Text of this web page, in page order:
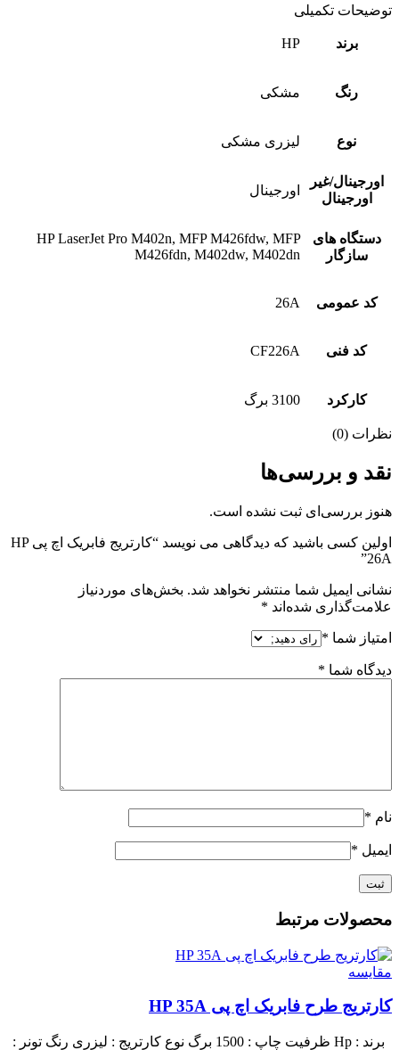
توضیحات تکمیلی
برند HP
رنگ مشکی
نوع لیزری مشکی
اورجینال/غیر
اورجینال
اورجینال
دستگاه های
سازگار
HP LaserJet Pro M402n, MFP M426fdw, MFP
M426fdn, M402dw, M402dn
کد عمومی 26A
کد فنی CF226A
کارکرد 3100 برگ
نظرات (0)
نقد و بررسی‌ها
هنوز بررسی‌ای ثبت نشده است.
اولین کسی باشید که دیدگاهی می نویسد “کارتریج فابریک اچ پی HP
26A”
نشانی ایمیل شما منتشر نخواهد شد. بخش‌های موردنیاز
علامت‌گذاری شده‌اند *
امتیاز شما *
دیدگاه شما *
نام *
ایمیل *
محصولات مرتبط
مقايسه
کارتریج طرح فابریک اچ پی HP 35A
برند : Hp ظرفیت چاپ : 1500 برگ نوع کارتریج : لیزری رنگ تونر :